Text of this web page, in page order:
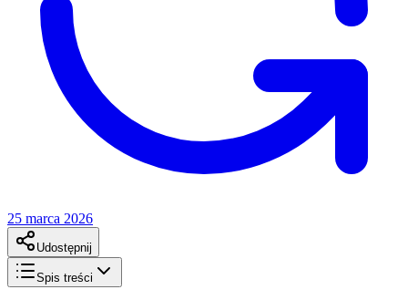
25 marca 2026
Udostępnij
Spis treści